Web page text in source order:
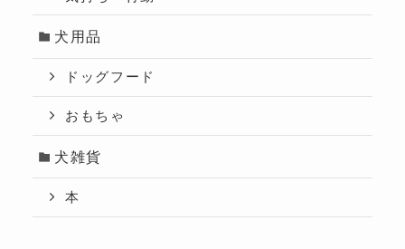
犬用品
ドッグフード
おもちゃ
犬雑貨
本